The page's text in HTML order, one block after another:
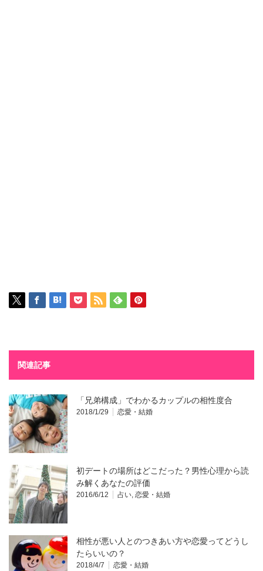
関連記事
「兄弟構成」でわかるカップルの相性度合
2018/1/29 恋愛・結婚
初デートの場所はどこだった？男性心理から読
み解くあなたの評価
2016/6/12 占い, 恋愛・結婚
相性が悪い人とのつきあい方や恋愛ってどうし
たらいいの？
2018/4/7 恋愛・結婚